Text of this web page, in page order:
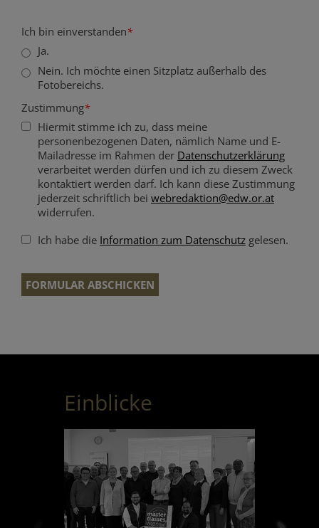
Ich bin einverstanden*
Ja.
Nein. Ich möchte einen Sitzplatz außerhalb des
Fotobereichs.
Zustimmung*
Hiermit stimme ich zu, dass meine
personenbezogenen Daten, nämlich Name und E-
Mailadresse im Rahmen der Datenschutzerklärung
verarbeitet werden dürfen und ich zu diesem Zweck
kontaktiert werden darf. Ich kann diese Zustimmung
jederzeit schriftlich bei webredaktion@edw.or.at
widerrufen.
Ich habe die Information zum Datenschutz gelesen.
Einblicke